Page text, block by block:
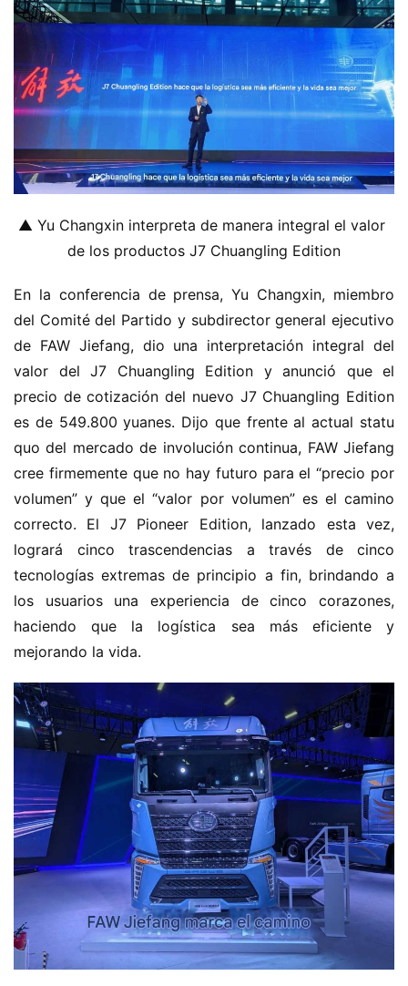
▲ Yu Changxin interpreta de manera integral el valor
de los productos J7 Chuangling Edition
En la conferencia de prensa, Yu Changxin, miembro
del Comité del Partido y subdirector general ejecutivo
de FAW Jiefang, dio una interpretación integral del
valor del J7 Chuangling Edition y anunció que el
precio de cotización del nuevo J7 Chuangling Edition
es de 549.800 yuanes. Dijo que frente al actual statu
quo del mercado de involución continua, FAW Jiefang
cree firmemente que no hay futuro para el “precio por
volumen” y que el “valor por volumen” es el camino
correcto. El J7 Pioneer Edition, lanzado esta vez,
logrará cinco trascendencias a través de cinco
tecnologías extremas de principio a fin, brindando a
los usuarios una experiencia de cinco corazones,
haciendo que la logística sea más eficiente y
mejorando la vida.